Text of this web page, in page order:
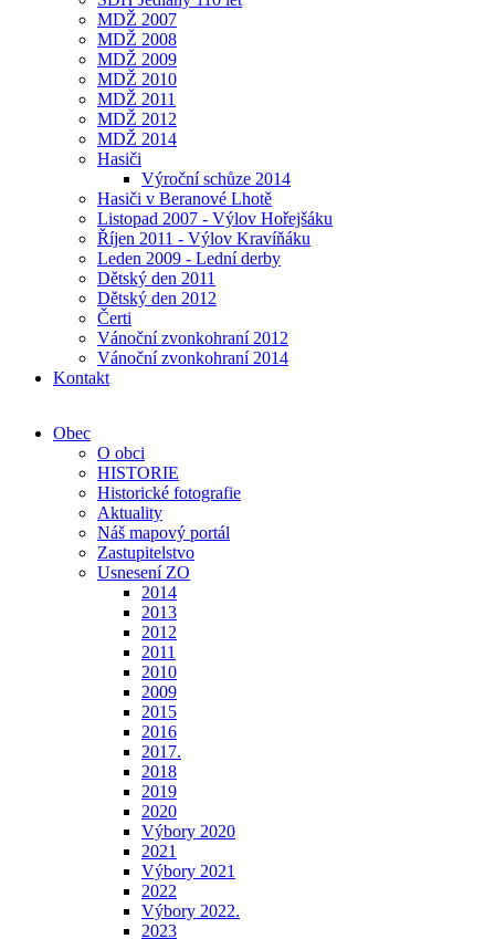
MDŽ 2007
MDŽ 2008
MDŽ 2009
MDŽ 2010
MDŽ 2011
MDŽ 2012
MDŽ 2014
Hasiči
Výroční schůze 2014
Hasiči v Beranové Lhotě
Listopad 2007 - Výlov Hořejšáku
Říjen 2011 - Výlov Kravíňáku
Leden 2009 - Lední derby
Dětský den 2011
Dětský den 2012
Čerti
Vánoční zvonkohraní 2012
Vánoční zvonkohraní 2014
Kontakt
Obec
O obci
HISTORIE
Historické fotografie
Aktuality
Náš mapový portál
Zastupitelstvo
Usnesení ZO
2014
2013
2012
2011
2010
2009
2015
2016
2017.
2018
2019
2020
Výbory 2020
2021
Výbory 2021
2022
Výbory 2022.
2023